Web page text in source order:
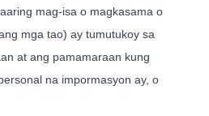
mag-isa o magkasama o
mga tao) ay tumutukoy sa
at ang pamamaraan kung
na impormasyon ay, o